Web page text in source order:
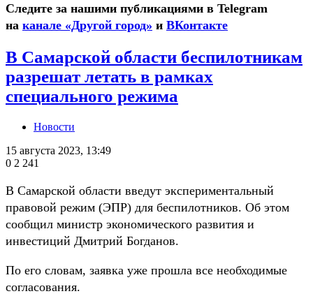
Следите за нашими публикациями в Telegram
на канале «Другой город» и ВКонтакте
В Самарской области беспилотникам
разрешат летать в рамках
специального режима
Новости
15 августа 2023, 13:49
0 2 241
В Самарской области введут экспериментальный
правовой режим (ЭПР) для беспилотников. Об этом
сообщил министр экономического развития и
инвестиций Дмитрий Богданов.
По его словам, заявка уже прошла все необходимые
согласования.